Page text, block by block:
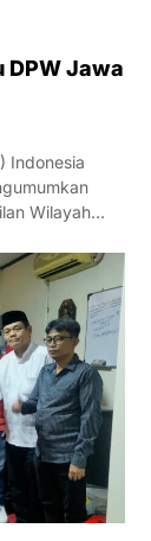
DPW Jawa
Indonesia
Wilayah…